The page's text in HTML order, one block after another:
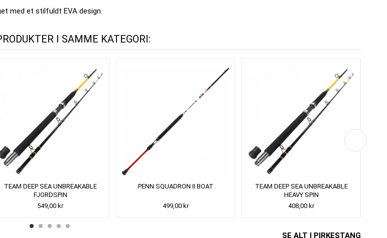
med et stilfuldt EVA design.
I SAMME KATEGORI:
TEAM DEEP SEA UNBREAKABLE
FJORDSPIN
549,00 kr
PENN SQUADRON II BOAT
499,00 kr
TEAM DEEP SEA UNBREAKABLE
HEAVY SPIN
408,00 kr
SE ALT I PIRKESTANG